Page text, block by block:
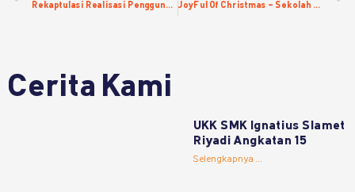
Rekaptulasi Realisasi Penggunaan Dana BOSP – Tahap 2 Tahun 2025 JoyFul Of Christmas – Sekolah Desain Grafis Solo
Cerita Kami
UKK SMK Ignatius Slamet
Riyadi Angkatan 15
Selengkapnya ...